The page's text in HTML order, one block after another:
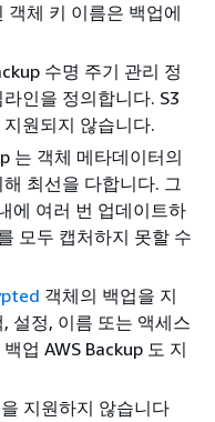
객체 키 이름은 백업에
수명 주기 관리 정
인을 정의합니다. S3
원되지 않습니다.
는 객체 메타데이터의
최선을 다합니다. 그
에 여러 번 업데이트하
모두 캡처하지 못할 수
객체의 백업을 지
설정, 이름 또는 액세스
업 AWS Backup 도 지
지원하지 않습니다